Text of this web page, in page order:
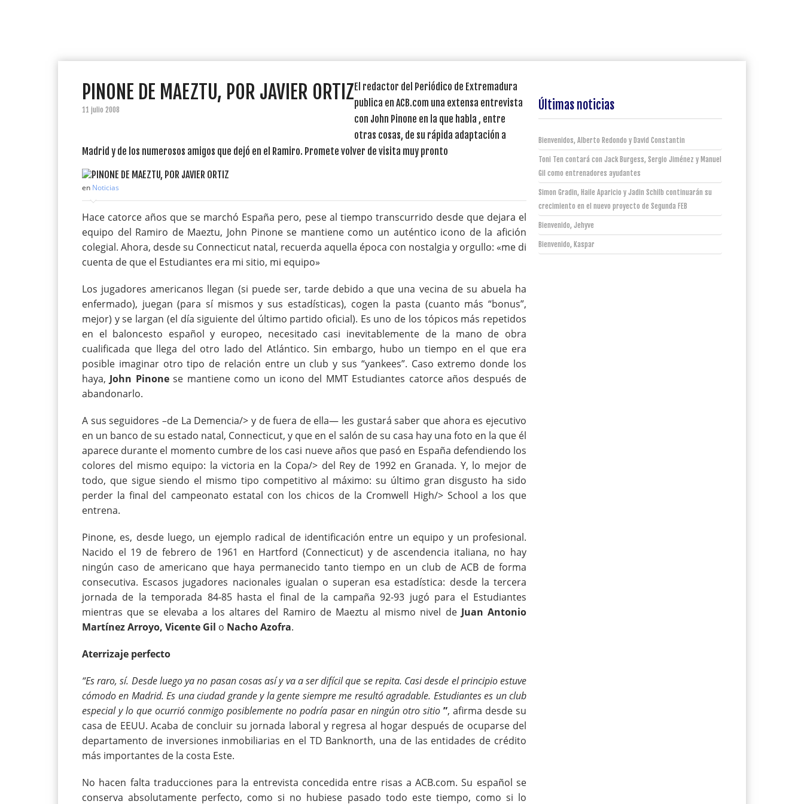
PINONE DE MAEZTU, POR JAVIER ORTIZ
11 julio 2008
El redactor del Periódico de Extremadura
publica en ACB.com una extensa entrevista
con John Pinone en la que habla , entre
otras cosas, de su rápida adaptación a
Madrid y de los numerosos amigos que dejó en el Ramiro. Promete volver de visita muy pronto
en Noticias
Hace catorce años que se marchó España pero, pese al tiempo transcurrido desde que dejara el
equipo del Ramiro de Maeztu, John Pinone se mantiene como un auténtico icono de la afición
colegial. Ahora, desde su Connecticut natal, recuerda aquella época con nostalgia y orgullo: «me di
cuenta de que el Estudiantes era mi sitio, mi equipo»
Los jugadores americanos llegan (si puede ser, tarde debido a que una vecina de su abuela ha
enfermado), juegan (para sí mismos y sus estadísticas), cogen la pasta (cuanto más “bonus”,
mejor) y se largan (el día siguiente del último partido oficial). Es uno de los tópicos más repetidos
en el baloncesto español y europeo, necesitado casi inevitablemente de la mano de obra
cualificada que llega del otro lado del Atlántico. Sin embargo, hubo un tiempo en el que era
posible imaginar otro tipo de relación entre un club y sus “yankees”. Caso extremo donde los
haya, John Pinonese mantiene como un icono del MMT Estudiantes catorce años después de
abandonarlo.
A sus seguidores –de La Demencia/> y de fuera de ella— les gustará saber que ahora es ejecutivo
en un banco de su estado natal, Connecticut, y que en el salón de su casa hay una foto en la que él
aparece durante el momento cumbre de los casi nueve años que pasó en España defendiendo los
colores del mismo equipo: la victoria en la Copa/> del Rey de 1992 en Granada. Y, lo mejor de
todo, que sigue siendo el mismo tipo competitivo al máximo: su último gran disgusto ha sido
perder la final del campeonato estatal con los chicos de la Cromwell High/> School a los que
entrena.
Pinone, es, desde luego, un ejemplo radical de identificación entre un equipo y un profesional.
Nacido el 19 de febrero de 1961 en Hartford (Connecticut) y de ascendencia italiana, no hay
ningún caso de americano que haya permanecido tanto tiempo en un club de ACB de forma
consecutiva. Escasos jugadores nacionales igualan o superan esa estadística: desde la tercera
jornada de la temporada 84-85 hasta el final de la campaña 92-93 jugó para el Estudiantes
mientras que se elevaba a los altares del Ramiro de Maeztu al mismo nivel de Juan Antonio
Martínez Arroyo, Vicente Gil o Nacho Azofra.
Aterrizaje perfecto
“Es raro, sí. Desde luego ya no pasan cosas así y va a ser difícil que se repita. Casi desde el principio estuve
cómodo en Madrid. Es una ciudad grande y la gente siempre me resultó agradable. Estudiantes es un club
especial y lo que ocurrió conmigo posiblemente no podría pasar en ningún otro sitio ”, afirma desde su
casa de EEUU. Acaba de concluir su jornada laboral y regresa al hogar después de ocuparse del
departamento de inversiones inmobiliarias en el TD Banknorth, una de las entidades de crédito
más importantes de la costa Este.
No hacen falta traducciones para la entrevista concedida entre risas a ACB.com. Su español se
conserva absolutamente perfecto, como si no hubiese pasado todo este tiempo, como si lo
Últimas noticias
Bienvenidos, Alberto Redondo y David Constantin
Toni Ten contará con Jack Burgess, Sergio Jiménez y Manuel
Gil como entrenadores ayudantes
Simon Gradin, Haile Aparicio y Jadin Schilb continuarán su
crecimiento en el nuevo proyecto de Segunda FEB
Bienvenido, Jehyve
Bienvenido, Kaspar